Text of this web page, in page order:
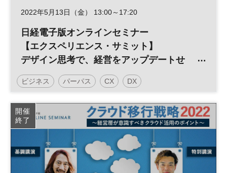
2022年5月13日（金） 13:00～17:20
日経電子版オンラインセミナー
【エクスペリエンス・サミット】
デザイン思考で、経営をアップデートせ
よ。
パーパス経営、DX、CX、Web3戦略を革
新する。
今注目のBXT（Business eXperience
Technology）とは
ビジネス パーパス CX DX
日経オンラインセミナー
開催
終了